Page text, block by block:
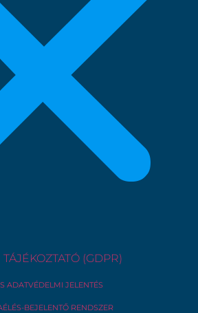
(GDPR)
ADATVÉDELMI JELENTÉS
BEJELENTŐ RENDSZER